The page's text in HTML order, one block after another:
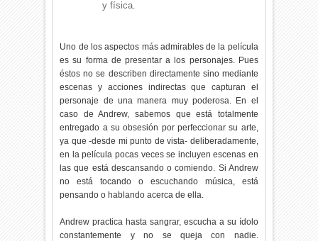
y física.
Uno de los aspectos más admirables de la película
es su forma de presentar a los personajes. Pues
éstos no se describen directamente sino mediante
escenas y acciones indirectas que capturan el
personaje de una manera muy poderosa. En el
caso de Andrew, sabemos que está totalmente
entregado a su obsesión por perfeccionar su arte,
ya que -desde mi punto de vista- deliberadamente,
en la película pocas veces se incluyen escenas en
las que está descansando o comiendo. Si Andrew
no está tocando o escuchando música, está
pensando o hablando acerca de ella.
Andrew practica hasta sangrar, escucha a su ídolo
constantemente y no se queja con nadie.